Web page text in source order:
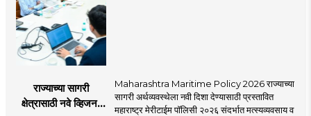
राज्याच्या सागरी
क्षेत्रासाठी नवे व्हिजन;
Maharashtra Maritime Policy 2026 राज्याच्या
सागरी अर्थव्यवस्थेला नवी दिशा देण्यासाठी प्रस्तावित
महाराष्ट्र मेरीटाईम पॉलिसी २०२६ संदर्भात मत्स्यव्यवसाय व